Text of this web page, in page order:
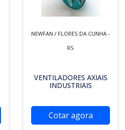
NEWFAN / FLORES DA CUNHA -
RS
VENTILADORES AXIAIS
INDUSTRIAIS
Cotar agora